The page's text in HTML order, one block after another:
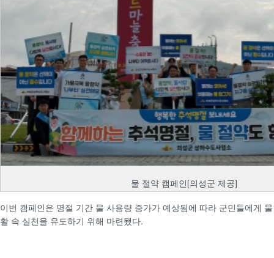
물 절약 캠페인[의성군 제공]
이번 캠페인은 명절 기간 물 사용량 증가가 예상됨에 따라 군민들에게
활 속 실천을 유도하기 위해 마련됐다.